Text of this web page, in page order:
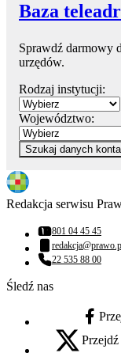
Baza
Sprawdź darmowy
urzędów.
Rodzaj instytucji:
Województwo:
Szukaj danych
Redakcja serwisu
Numer telefonu:
801 04 45 45
Adres email:
Numer telefonu:
22 535 88 00
Śledź nas
facebook
x - otwiera się w